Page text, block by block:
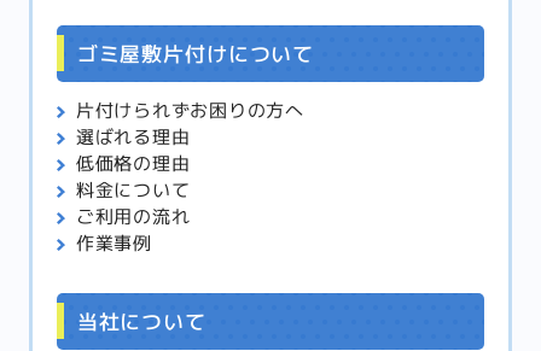
ゴミ屋敷片付けについて
片付けられずお困りの方へ
選ばれる理由
低価格の理由
料金について
ご利用の流れ
作業事例
当社について